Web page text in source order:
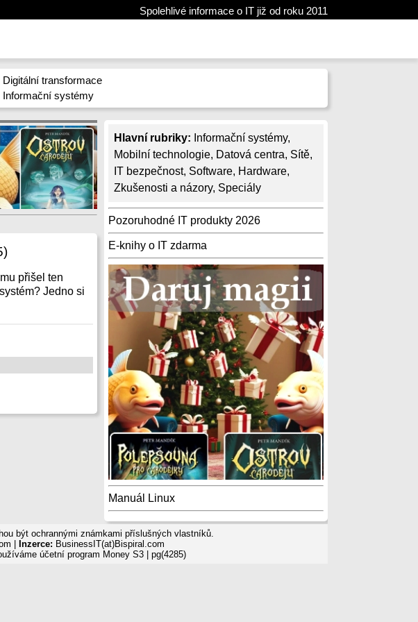
Spolehlivé informace o IT již od roku 2011
Digitální transformace
Informační systémy
Hlavní rubriky: Informační systémy,
Mobilní technologie, Datová centra, Sítě,
IT bezpečnost, Software, Hardware,
Zkušenosti a názory, Speciály
Pozoruhodné IT produkty 2026
E-knihy o IT zdarma
Manuál Linux
přišel ten
Jedno si
být ochrannými známkami příslušných vlastníků.
|
Inzerce: BusinessIT(at)Bispiral.com
účetní program Money S3| pg(4285)